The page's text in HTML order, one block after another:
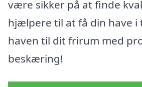
være sikker på at finde
hjælpere til at få din have i
haven til dit frirum med
beskæring!